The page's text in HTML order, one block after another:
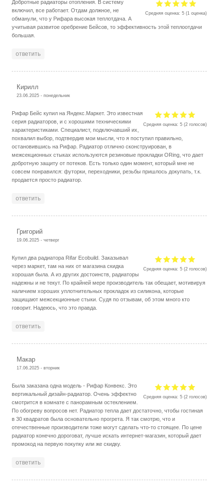
Средняя оценка:5 (1 оценка)
Добротные радиаторы отопления. В систему
включил, все работает. Отдам должное, не
обманули, что у Рифара высокая теплотдача. А
учитывая развитое оребрение Бейсов, то эффективность этой теплоотдачи
большая.
ответить
Кирилл
23.06.2025 - понедельник
Средняя оценка:5 (2 голосов)
Рифар Бейс купил на Яндекс.Маркет. Это известная
серия радиаторов, и с хорошими техническими
характеристиками. Специалист, подключавший их,
похвалил выбор, подтвердив мои мысли, что я поступил правильно,
остановившись на Рифар. Радиатор отлично сконструирован, в
межсекционных стыках используются резиновые прокладки ORing, что дает
добротную защиту от потеков. Есть только один момент, который мне не
совсем понравился: футорки, переходники, резьбы пришлось докупать, т.к.
продается просто радиатор.
ответить
Григорий
19.06.2025 - четверг
Средняя оценка:5 (2 голосов)
Купил два радиатора Rifar Ecobuild. Заказывал
через маркет, там на них от магазина скидка
хорошая была. А из других достоинств, радиаторы
надежны и не текут. По крайней мере производитель так обещает, мотивируя
наличием хороших уплотнительных прокладок из силикона, которые
защищают межсекционные стыки. Судя по отзывам, об этом много кто
говорит. Надеюсь, что это правда.
ответить
Макар
17.06.2025 - вторник
Средняя оценка:5 (2 голосов)
Была заказана одна модель - Рифар Конвекс. Это
вертикальный дизайн-радиатор. Очень эффектно
смотрится в комнате с панорамным остеклением.
По обогреву вопросов нет. Радиатор тепла дает достаточно, чтобы гостиная
в 30 квадратов была основательно прогрета. Я так смотрю, что и
отечественные производители тоже могут сделать что-то стоящее. По цене
радиатор конечно дороговат, лучше искать интернет-магазин, который дает
промокод на первую покупку или же скидку.
ответить